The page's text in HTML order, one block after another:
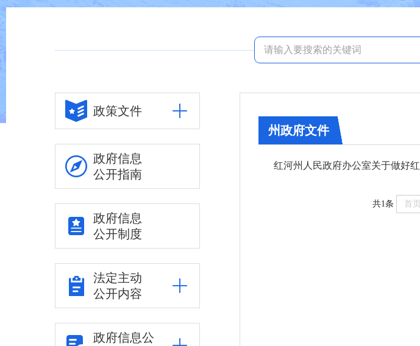
政策文件
政府信息
公开指南
政府信息
公开制度
法定主动
公开内容
政府信息公
州政府文件
共1条 首页